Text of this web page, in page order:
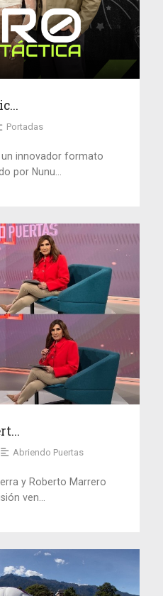
Portadas
un innovador formato
por Nunu...
Abriendo Puertas
y Roberto Marrero
ven...